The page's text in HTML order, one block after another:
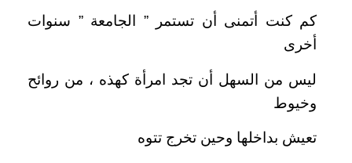
كم كنت أتمنى أن تستمر ” الجامعة ” سنوات
أخرى
ليس من السهل أن تجد امرأة كهذه ، من روائح
وخيوط
تعيش بداخلها وحين تخرج تتوه